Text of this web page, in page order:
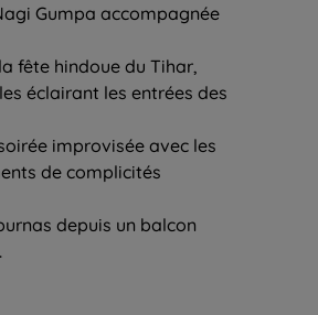
Gumpa accompagnée
fête hindoue du Tihar,
éclairant les entrées des
improvisée avec les
de complicités
depuis un balcon